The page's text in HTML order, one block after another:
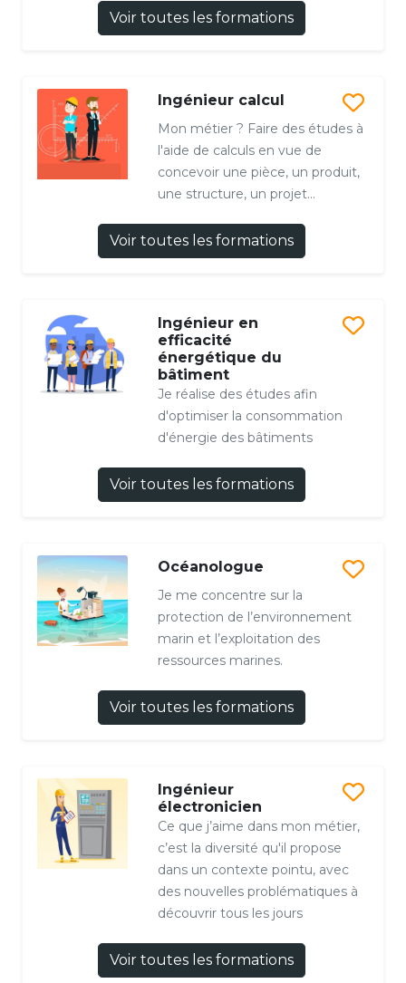
Voir toutes les formations
Ingénieur calcul
Mon métier ? Faire des études à
l'aide de calculs en vue de
concevoir une pièce, un produit,
une structure, un projet...
Voir toutes les formations
Ingénieur en
efficacité
énergétique du
bâtiment
Je réalise des études afin
d'optimiser la consommation
d'énergie des bâtiments
Voir toutes les formations
Océanologue
Je me concentre sur la
protection de l’environnement
marin et l’exploitation des
ressources marines.
Voir toutes les formations
Ingénieur
électronicien
Ce que j’aime dans mon métier,
c’est la diversité qu'il propose
dans un contexte pointu, avec
des nouvelles problématiques à
découvrir tous les jours
Voir toutes les formations